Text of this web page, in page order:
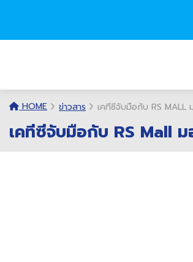
HOME ข่าวสาร เคทีซีจับมือกับ RS
เคทีซีจับมือกับ RS Mall